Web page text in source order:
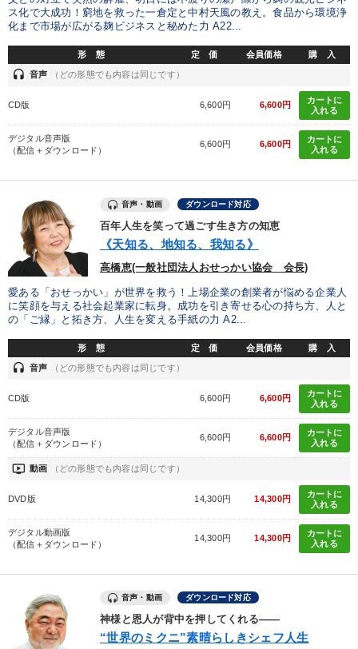
株式投資 労務問題・人事対策 ドラッカー 商品開発
話し方
ス化で大成功！窮地を救った一倉定と中村天風の教え。食品から環境浄
化まで市場が広がる麹ビジネスと秘めた力 A22...
形 態 定 価 会員価格 購 入
headset 音声 （どの形態でも内容は同じです）
CD版 6,600円 6,600円
カートに
入れる
デジタル音声版
（配信＋ダウンロード）
6,600円 6,600円
カートに
入れる
音声・動画 ダウンロード対応
百年人生を笑って過ごす生き方の知恵
《天知る、地知る、我知る》
高橋恵(一般社団法人おせっかい協会 会長)
愛ある「おせっかい」が世界を救う！上場企業の創業者が悩める企業人
に笑顔を与える社会起業家に転身。成功を引き寄せる心の持ち方、人と
の「ご縁」と拓き方、人生を変える手紙の力 A2...
形 態 定 価 会員価格 購 入
headset 音声 （どの形態でも内容は同じです）
CD版 6,600円 6,600円
カートに
入れる
デジタル音声版
（配信＋ダウンロード）
6,600円 6,600円
カートに
入れる
ondemand_video 動画 （どの形態でも内容は同じです）
DVD版 14,300円 14,300円
カートに
入れる
デジタル動画版
（配信＋ダウンロード）
14,300円 14,300円
カートに
入れる
音声・動画 ダウンロード対応
神様と恩人が背中を押してくれる――
“世界のミクニ”素晴らしきシェフ人生